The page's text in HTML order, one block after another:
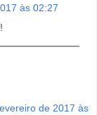
às 02:27
de 2017 às